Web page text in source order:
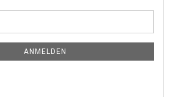
ANMELDEN